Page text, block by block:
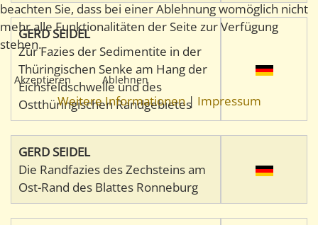
GERD SEIDEL
Zur Fazies der Sedimentite in der
Thüringischen Senke am Hang der
Eichsfeldschwelle und des
Ostthüringischen Randgebietes
GERD SEIDEL
Die Randfazies des Zechsteins am
Ost-Rand des Blattes Ronneburg
beachten Sie, dass bei einer Ablehnung womöglich nicht
mehr alle Funktionalitäten der Seite zur Verfügung
stehen.
Akzeptieren Ablehnen
Weitere Informationen| Impressum